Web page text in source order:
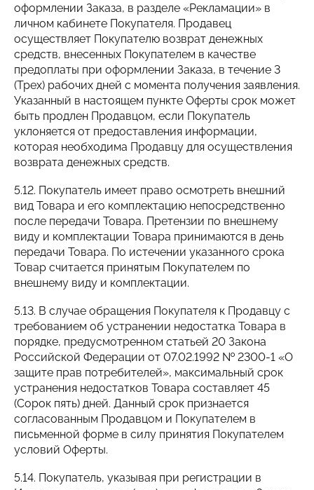
оформлении Заказа, в разделе «Рекламации» в
личном кабинете Покупателя. Продавец
осуществляет Покупателю возврат денежных
средств, внесенных Покупателем в качестве
предоплаты при оформлении Заказа, в течение 3
(Трех) рабочих дней с момента получения заявления.
Указанный в настоящем пункте Оферты срок может
быть продлен Продавцом, если Покупатель
уклоняется от предоставления информации,
которая необходима Продавцу для осуществления
возврата денежных средств.
5.12. Покупатель имеет право осмотреть внешний
вид Товара и его комплектацию непосредственно
после передачи Товара. Претензии по внешнему
виду и комплектации Товара принимаются в день
передачи Товара. По истечении указанного срока
Товар считается принятым Покупателем по
внешнему виду и комплектации.
5.13. В случае обращения Покупателя к Продавцу с
требованием об устранении недостатка Товара в
порядке, предусмотренном статьей 20 Закона
Российской Федерации от 07.02.1992 № 2300-1 «О
защите прав потребителей», максимальный срок
устранения недостатков Товара составляет 45
(Сорок пять) дней. Данный срок признается
согласованным Продавцом и Покупателем в
письменной форме в силу принятия Покупателем
условий Оферты.
5.14. Покупатель, указывая при регистрации в